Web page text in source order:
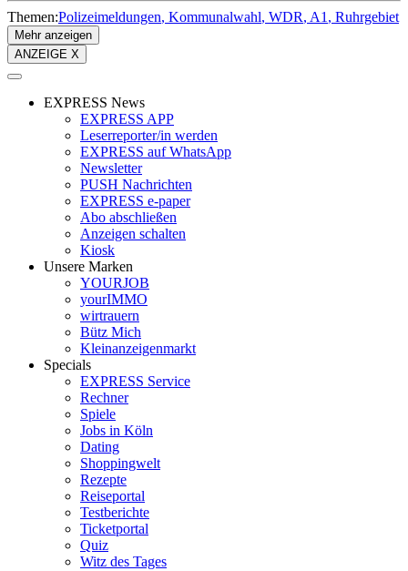
Themen:Polizeimeldungen Kommunalwahl WDR A1 Ruhrgebiet
Mehr anzeigen
ANZEIGE X
EXPRESS News
EXPRESS APP
Leserreporter/in werden
EXPRESS auf WhatsApp
Newsletter
PUSH Nachrichten
EXPRESS e-paper
Abo abschließen
Anzeigen schalten
Kiosk
Unsere Marken
YOURJOB
yourIMMO
wirtrauern
Bütz Mich
Kleinanzeigenmarkt
Specials
EXPRESS Service
Rechner
Spiele
Jobs in Köln
Dating
Shoppingwelt
Rezepte
Reiseportal
Testberichte
Ticketportal
Quiz
Witz des Tages